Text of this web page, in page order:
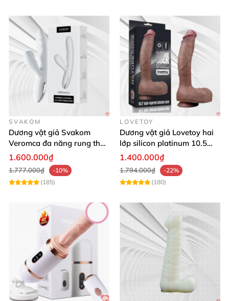
SVAKOM
Dương vật giả Svakom
Veromca đa năng rung thụt
nhánh phụ hút cực mạnh
1.600.000₫
1.777.000₫
-10%
(185)
LOVETOY
Dương vật giả Lovetoy hai
lớp silicon platinum 10.5
inch lớn
1.400.000₫
1.794.000₫
-22%
(180)